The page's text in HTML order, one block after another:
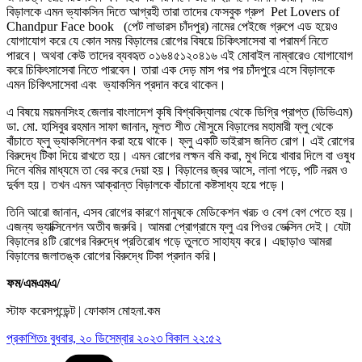
বিড়ালকে এমন ভ্যাকসিন দিতে আগ্রহী তারা তাদের ফেসবুক গ্রুপ Pet Lovers of
Chandpur Face book (পেট লাভারস চাঁদপুর) নামের পেইজে গ্রুপে এড হয়েও
যোগাযোগ করে যে কোন সময় বিড়ালের রোগের বিষয়ে চিকিৎসাসেবা বা পরামর্শ নিতে
পারবে। অথবা কেউ তাদের ব্যবহৃত ০১৬৪৫১২০৪১৬ এই মোবাইল নাম্বারেও যোগাযোগ
করে চিকিৎসাসেবা নিতে পারবেন। তারা এক দেড় মাস পর পর চাঁদপুরে এসে বিড়ালকে
এমন চিকিৎসাসেবা এবং ভ্যাকসিন প্রদান করে থাকেন।
এ বিষয়ে ময়মনসিংহ জেলার বাংলাদেশ কৃষি বিশ্ববিদ্যালয় থেকে ডিগ্রি প্রাপ্ত (ডিভিএম)
ডা. মো. হাসিবুর রহমান সাফা জানান, মূলত শীত মৌসুমে বিড়ালের মহামারী ফ্লু থেকে
বাঁচাতে ফ্লু ভ্যাকসিনেশন করা হয়ে থাকে। ফ্লু একটি ভাইরাস জনিত রোগ। এই রোগের
বিরুদ্ধে টিকা দিয়ে রাখতে হয়। এমন রোগের লক্ষন বমি করা, মুখ দিয়ে খাবার দিলে বা ওষুধ
দিলে বমির মাধ্যমে তা বের করে দেয়া হয়। বিড়ালের জ্বর আসে, লালা পড়ে, পটি নরম ও
দুর্বল হয়। তখন এমন আক্রান্ত বিড়ালকে বাঁচানো কষ্টসাধ্য হয়ে পড়ে।
তিনি আরো জানান, এসব রোগের কারণে মানুষকে মেডিকেশন খরচ ও বেশ বেগ পেতে হয়।
এজন্য ভ্যাক্সিনেশন অতীব জরুরি। আমরা প্রোগ্রামে ফ্লু এর পিওর ভেক্সিন দেই। যেটা
বিড়ালের ৪টি রোগের বিরুদ্ধে প্রতিরোধ গড়ে তুলতে সাহায্য করে। এছাড়াও আমরা
বিড়ালের জলাতঙ্ক রোগের বিরুদ্ধে টিকা প্রদান করি।
ফম/এমএমএ/
স্টাফ করেসপন্ডেন্ট | ফোকাস মোহনা.কম
প্রকাশিতঃ বুধবার, ২০ ডিসেম্বার ২০২৩ বিকাল ২২:৫২